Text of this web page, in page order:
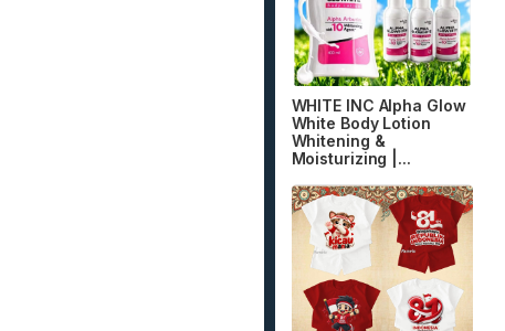
WHITE INC Alpha Glow
White Body Lotion
Whitening &
Moisturizing |...